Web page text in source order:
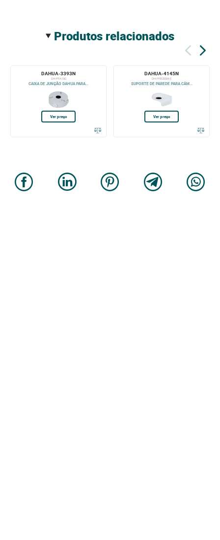
produtos relacionados
DAHUA-3393N
DH-PFA13G
CAIXA DE JUNÇÃO DAHUA PARA...
Ver preço
DAHUA-4145N
DH-PFB205W-E
SUPORTE DE PAREDE PARA CÂM...
Ver preço